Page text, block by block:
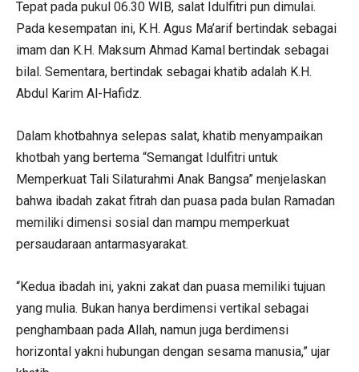
Tepat pada pukul 06.30 WIB, salat Idulfitri pun dimulai.
Pada kesempatan ini, K.H. Agus Ma’arif bertindak sebagai
imam dan K.H. Maksum Ahmad Kamal bertindak sebagai
bilal. Sementara, bertindak sebagai khatib adalah K.H.
Abdul Karim Al-Hafidz.
Dalam khotbahnya selepas salat, khatib menyampaikan
khotbah yang bertema “Semangat Idulfitri untuk
Memperkuat Tali Silaturahmi Anak Bangsa” menjelaskan
bahwa ibadah zakat fitrah dan puasa pada bulan Ramadan
memiliki dimensi sosial dan mampu memperkuat
persaudaraan antarmasyarakat.
“Kedua ibadah ini, yakni zakat dan puasa memiliki tujuan
yang mulia. Bukan hanya berdimensi vertikal sebagai
penghambaan pada Allah, namun juga berdimensi
horizontal yakni hubungan dengan sesama manusia,” ujar